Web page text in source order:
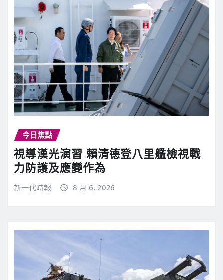
今日焦點
視導漢光演習 賴清德登八里艦檢視戰
力防護及應變作為
新一代時報 8 月 6, 2026